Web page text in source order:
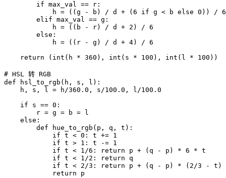
        if max_val == r:
            h = ((g - b) / d + (6 if g < b else 0)) / 6
        elif max_val == g:
            h = ((b - r) / d + 2) / 6
        else:
            h = ((r - g) / d + 4) / 6
    return (int(h * 360), int(s * 100), int(l * 100))
# HSL 转 RGB
def hsl_to_rgb(h, s, l):
    h, s, l = h/360.0, s/100.0, l/100.0
    if s == 0:
        r = g = b = l
    else:
        def hue_to_rgb(p, q, t):
            if t < 0: t += 1
            if t > 1: t -= 1
            if t < 1/6: return p + (q - p) * 6 * t
            if t < 1/2: return q
if t < 2/3: return p + (q - p) * (2/3 - t)
            return p